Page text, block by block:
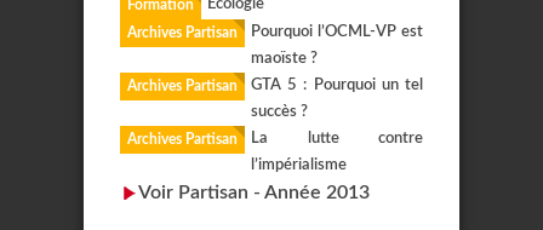
Formation Ecologie
Archives Partisan
Pourquoi l’OCML-VP est
maoïste ?
Archives Partisan
GTA 5 : Pourquoi un tel
succès ?
Archives Partisan
La lutte contre
l’impérialisme
Voir Partisan - Année 2013